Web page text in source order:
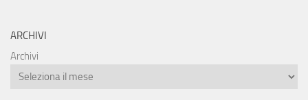
ARCHIVI
Archivi